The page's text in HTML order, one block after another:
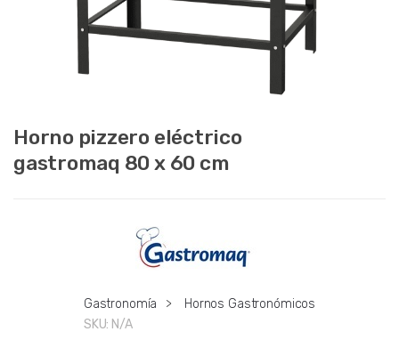
Horno pizzero eléctrico
gastromaq 80 x 60 cm
Gastronomía >
Hornos Gastronómicos
SKU: N/A